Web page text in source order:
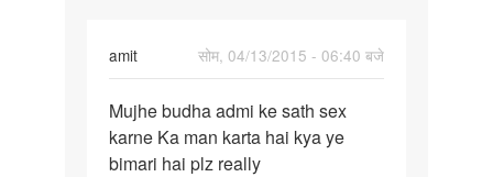
amit
सोम, 04/13/2015 - 06:40 बजे
Mujhe
budha
admi
Mujhe budha admi ke sath sex
karne Ka man karta hai kya ye
bimari hai plz really